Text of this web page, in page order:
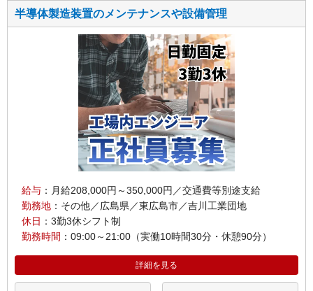
半導体製造装置のメンテナンスや設備管理
給与 ：月給208,000円～350,000円／交通費等別途支給
勤務地 ：その他／広島県／東広島市／吉川工業団地
休日 ：3勤3休シフト制
勤務時間 ：09:00～21:00（実働10時間30分・休憩90分）
詳細を見る